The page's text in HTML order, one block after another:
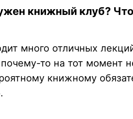
книжный клуб?
много отличных
то на тот момент
книжному